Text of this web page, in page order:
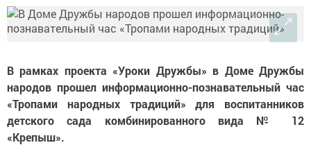
В рамках проекта «Уроки Дружбы» в Доме Дружбы
народов прошел информационно-познавательный час
«Тропами народных традиций» для воспитанников
детского сада комбинированного вида № 12
«Крепыш».